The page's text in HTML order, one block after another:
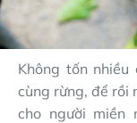
Không tốn
cùng rừng, để rồi
cho người miền